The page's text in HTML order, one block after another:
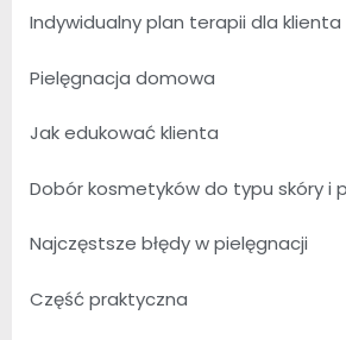
Indywidualny plan terapii dla klienta
Pielęgnacja domowa
Jak edukować klienta
Dobór kosmetyków do typu skóry i
Najczęstsze błędy w pielęgnacji
Część praktyczna